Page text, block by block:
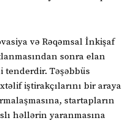
və Rəqəmsal İnkişaf
sonra elan
tenderdir. Təşəbbüs
iştirakçılarını bir araya
startapların
həllərin yaranmasına